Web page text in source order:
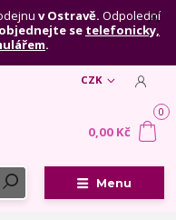
v Ostravě. Odpolední
objednejte se telefonicky,
.
Menu
CZK
0
0,00 Kč